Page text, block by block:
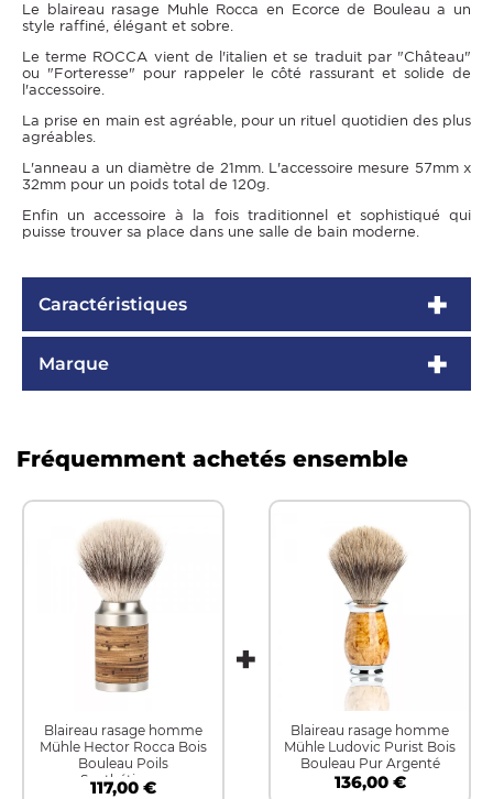
Le blaireau rasage Muhle Rocca en Ecorce de Bouleau a un
style raffiné, élégant et sobre.
Le terme ROCCA vient de l'italien et se traduit par "Château"
ou "Forteresse" pour rappeler le côté rassurant et solide de
l'accessoire.
La prise en main est agréable, pour un rituel quotidien des plus
agréables.
L'anneau a un diamètre de 21mm. L'accessoire mesure 57mm x
32mm pour un poids total de 120g.
Enfin un accessoire à la fois traditionnel et sophistiqué qui
puisse trouver sa place dans une salle de bain moderne.
Caractéristiques
Marque
Fréquemment achetés ensemble
Blaireau rasage homme
Mühle Hector Rocca Bois
Bouleau Poils
Synthétiques
117,00 €
Blaireau rasage homme
Mühle Ludovic Purist Bois
Bouleau Pur Argenté
136,00 €